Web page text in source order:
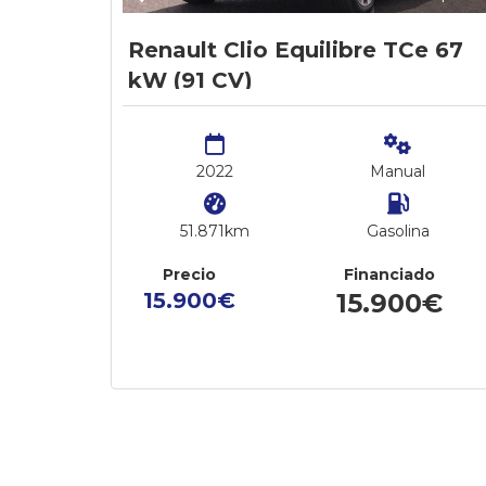
Renault Clio Equilibre TCe 67
kW (91 CV)
2022
51.871km
Manual
Gasolina
Precio
15.900€
Financiado
15.900€